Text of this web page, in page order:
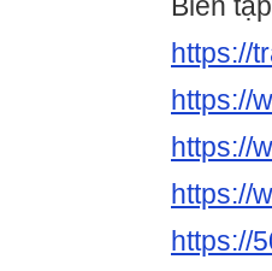
Biên
https://
https://
https://
https://
https://